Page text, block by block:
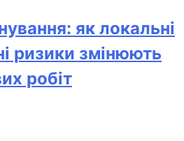
як локальні
ризики змінюють
робіт